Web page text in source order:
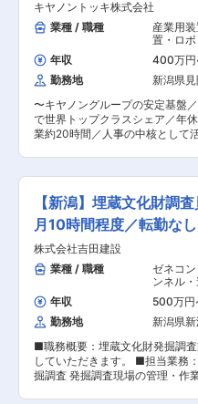
います。 業務は丁寧なOJTを実
務の経験が浅い方もご安心ください。 ■
の魅力： 年間124日 、月平均残
程度、有給休暇の平均消化日数は
やすい環境が整っております。
入社社員の離職率はほぼゼロとな
勤続年数は18.6年と落ち着いて
環境です。 ■当社について： 設立から3年後に
PCBドリルの開発に着手し、ほと
コストダウンを実現しておりま
降、急速にパソコン・携帯電話
も求められてきました。更に直
ったテクノロジーの流れもあり
後も見込まれています。 変更の範囲：会社の定め
る業務
なやりがいを感じることができます。 ■
細： ＜購買業務＞ 外注開拓・管
関連業務 他 ＜生産管理業務＞ 生産計画および
出荷計画作成および進捗管理、見
応 他 ■製品例： 日常生活で使うものから最先
端の新素材開発まで、幅広い事業
ます。 ・自動車の内装部分のボ
タクトスイッチ等の車載部品 ・
ートなどの電子機器部品 ・時計
部品 ・医療現場における手術用
ル 等 ■組織体制： 当社では製品化するまでチ
取り組んでいます。 ■当社の特徴： ◇自社で設
計から金型製作、成形、加飾お
の一貫生産ができ、お客様の高
ニーズに対応できる部品メーカー
面、品質面でも強化を図ってお
手術トレーニング用として、人
忠実に再現した模擬臓器を開発
ア分野で高い評価を頂いておりま
材料開発も進めており新領域へ
ます。 変更の範囲：会社の定
キヤノントッキ株式会社
業種 / 職種
産業用
置・ロボ
人事（
年収 400万円
勤務地
新潟県
〜キヤノングループの安定基盤
で世界トップクラスシェア／年
業約20時間／人事の中核として
す。今後も事業成長が続く中で
保険業務を中心に人事基盤を支
を求めています。これまでの人
体的に活躍いただけるポジションです
要： 見附事業所の人事担当とし
会保険業務を中心に、人事制度運
企画など幅広い業務に携わって
なる事務処理ではなく、従業員
対応や各部門との調整を通じて、
る人事の中核メンバーとしてご活
す。 ■業務詳細： ・給与計算および社会保険関
連業務の運用・管理全般 ・勤怠
相談対応、各種問い合わせ対応
および改善提案、関連業務の推進
策の企画立案、運営サポート業
との連携による人事課題への対応と調
【新潟】埋蔵文化財調
月10時間程度／転勤な
株式会社吉田建設
業種 / 職種
ゼネコ
ンネル
湾・造
年収 500万円
勤務地
新潟県
■職務概要：埋蔵文化財発掘調
していただきます。 ■担当業務
掘調査 発掘調査現場の管理・作